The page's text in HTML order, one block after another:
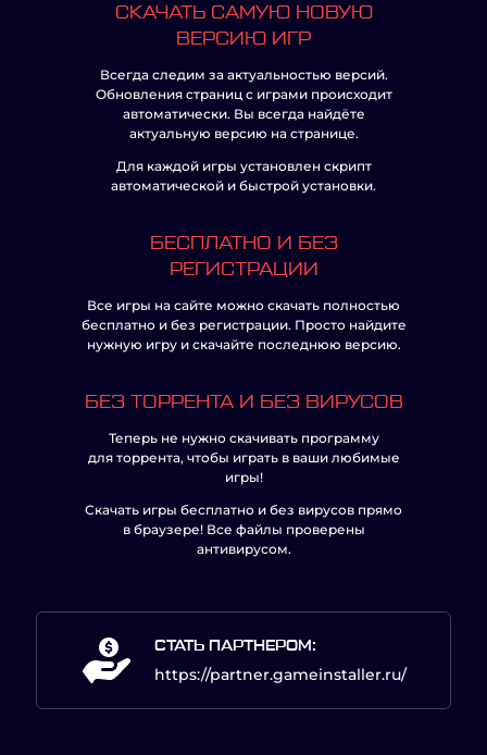
СКАЧАТЬ САМУЮ НОВУЮ
ВЕРСИЮ ИГР
Всегда следим за актуальностью версий.
Обновления страниц с играми происходит
автоматически. Вы всегда найдёте
актуальную версию на странице.
Для каждой игры установлен скрипт
автоматической и быстрой установки.
БЕСПЛАТНО И БЕЗ
РЕГИСТРАЦИИ
Все игры на сайте можно скачать полностью
бесплатно и без регистрации. Просто найдите
нужную игру и скачайте последнюю версию.
БЕЗ ТОРРЕНТА И БЕЗ ВИРУСОВ
Теперь не нужно скачивать программу
для торрента, чтобы играть в ваши любимые
игры!
Скачать игры бесплатно и без вирусов прямо
в браузере! Все файлы проверены
антивирусом.
СТАТЬ ПАРТНЕРОМ:
https://partner.gameinstaller.ru/